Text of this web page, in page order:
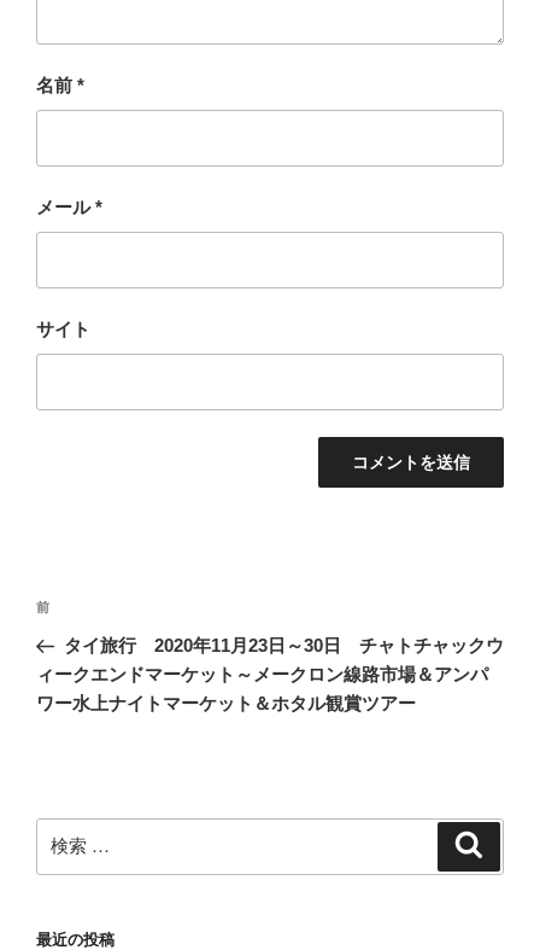
名前 *
メール*
サイト
投
ナ
ビ
ョ
過
去
の
投
前
タイ旅行 2020年11月23日～30日 チャトチャックウ
ィークエンドマーケット～メークロン線路市場＆アンパ
ワー水上ナイトマーケット＆ホタル観賞ツアー
検
索:
最近の投稿